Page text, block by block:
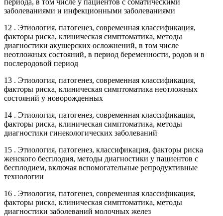
заболеваниями и инфекционными заболеваниями
12 . Этиология, патогенез, современная классификация,
факторы риска, клиническая симптоматика, методы
диагностики акушерских осложнений, в том числе
неотложных состояний, в период беременности, родов и в
послеродовой период
13 . Этиология, патогенез, современная классификация,
факторы риска, клиническая симптоматика неотложных
состояний у новорожденных
14 . Этиология, патогенез, современная классификация,
факторы риска, клиническая симптоматика, методы
диагностики гинекологических заболеваний
15 . Этиология, патогенез, классификация, факторы риска
женского бесплодия, методы диагностики у пациентов с
бесплодием, включая вспомогательные репродуктивные
технологии
16 . Этиология, патогенез, современная классификация,
факторы риска, клиническая симптоматика, методы
диагностики заболеваний молочных желез